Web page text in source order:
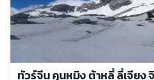
ทัวร์จีน คุนหมิง ต้าหลี่ ลี่เจียง